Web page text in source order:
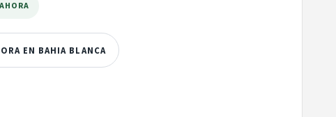
EN BAHIA BLANCA